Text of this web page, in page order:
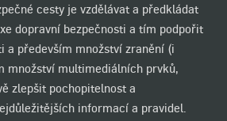
cesty je vzdělávat a předkládat
dopravní bezpečnosti a tím podpořit
a především množství zranění (i
množství multimediálních prvků,
zlepšit pochopitelnost a
informací a pravidel.